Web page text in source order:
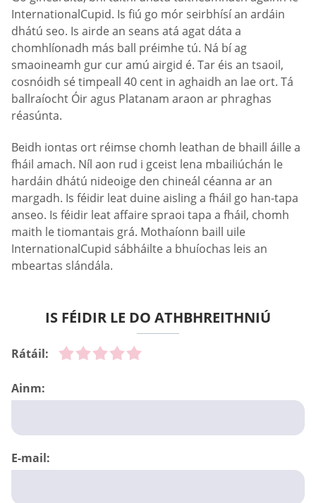
InternationalCupid. Is fiú go mór seirbhísí an ardáin
dhátú seo. Is airde an seans atá agat dáta a
chomhlíonadh más ball préimhe tú. Ná bí ag
smaoineamh gur cur amú airgid é. Tar éis an tsaoil,
cosnóidh sé timpeall 40 cent in aghaidh an lae ort. Tá
ballraíocht Óir agus Platanam araon ar phraghas
réasúnta.
Beidh iontas ort réimse chomh leathan de bhaill áille a
fháil amach. Níl aon rud i gceist lena mbailiúchán le
hardáin dhátú nideoige den chineál céanna ar an
margadh. Is féidir leat duine aisling a fháil go han-tapa
anseo. Is féidir leat affaire spraoi tapa a fháil, chomh
maith le tiomantais grá. Mothaíonn baill uile
InternationalCupid sábháilte a bhuíochas leis an
mbeartas slándála.
IS FÉIDIR LE DO ATHBHREITHNIÚ
Rátáil:
Ainm:
E-mail: